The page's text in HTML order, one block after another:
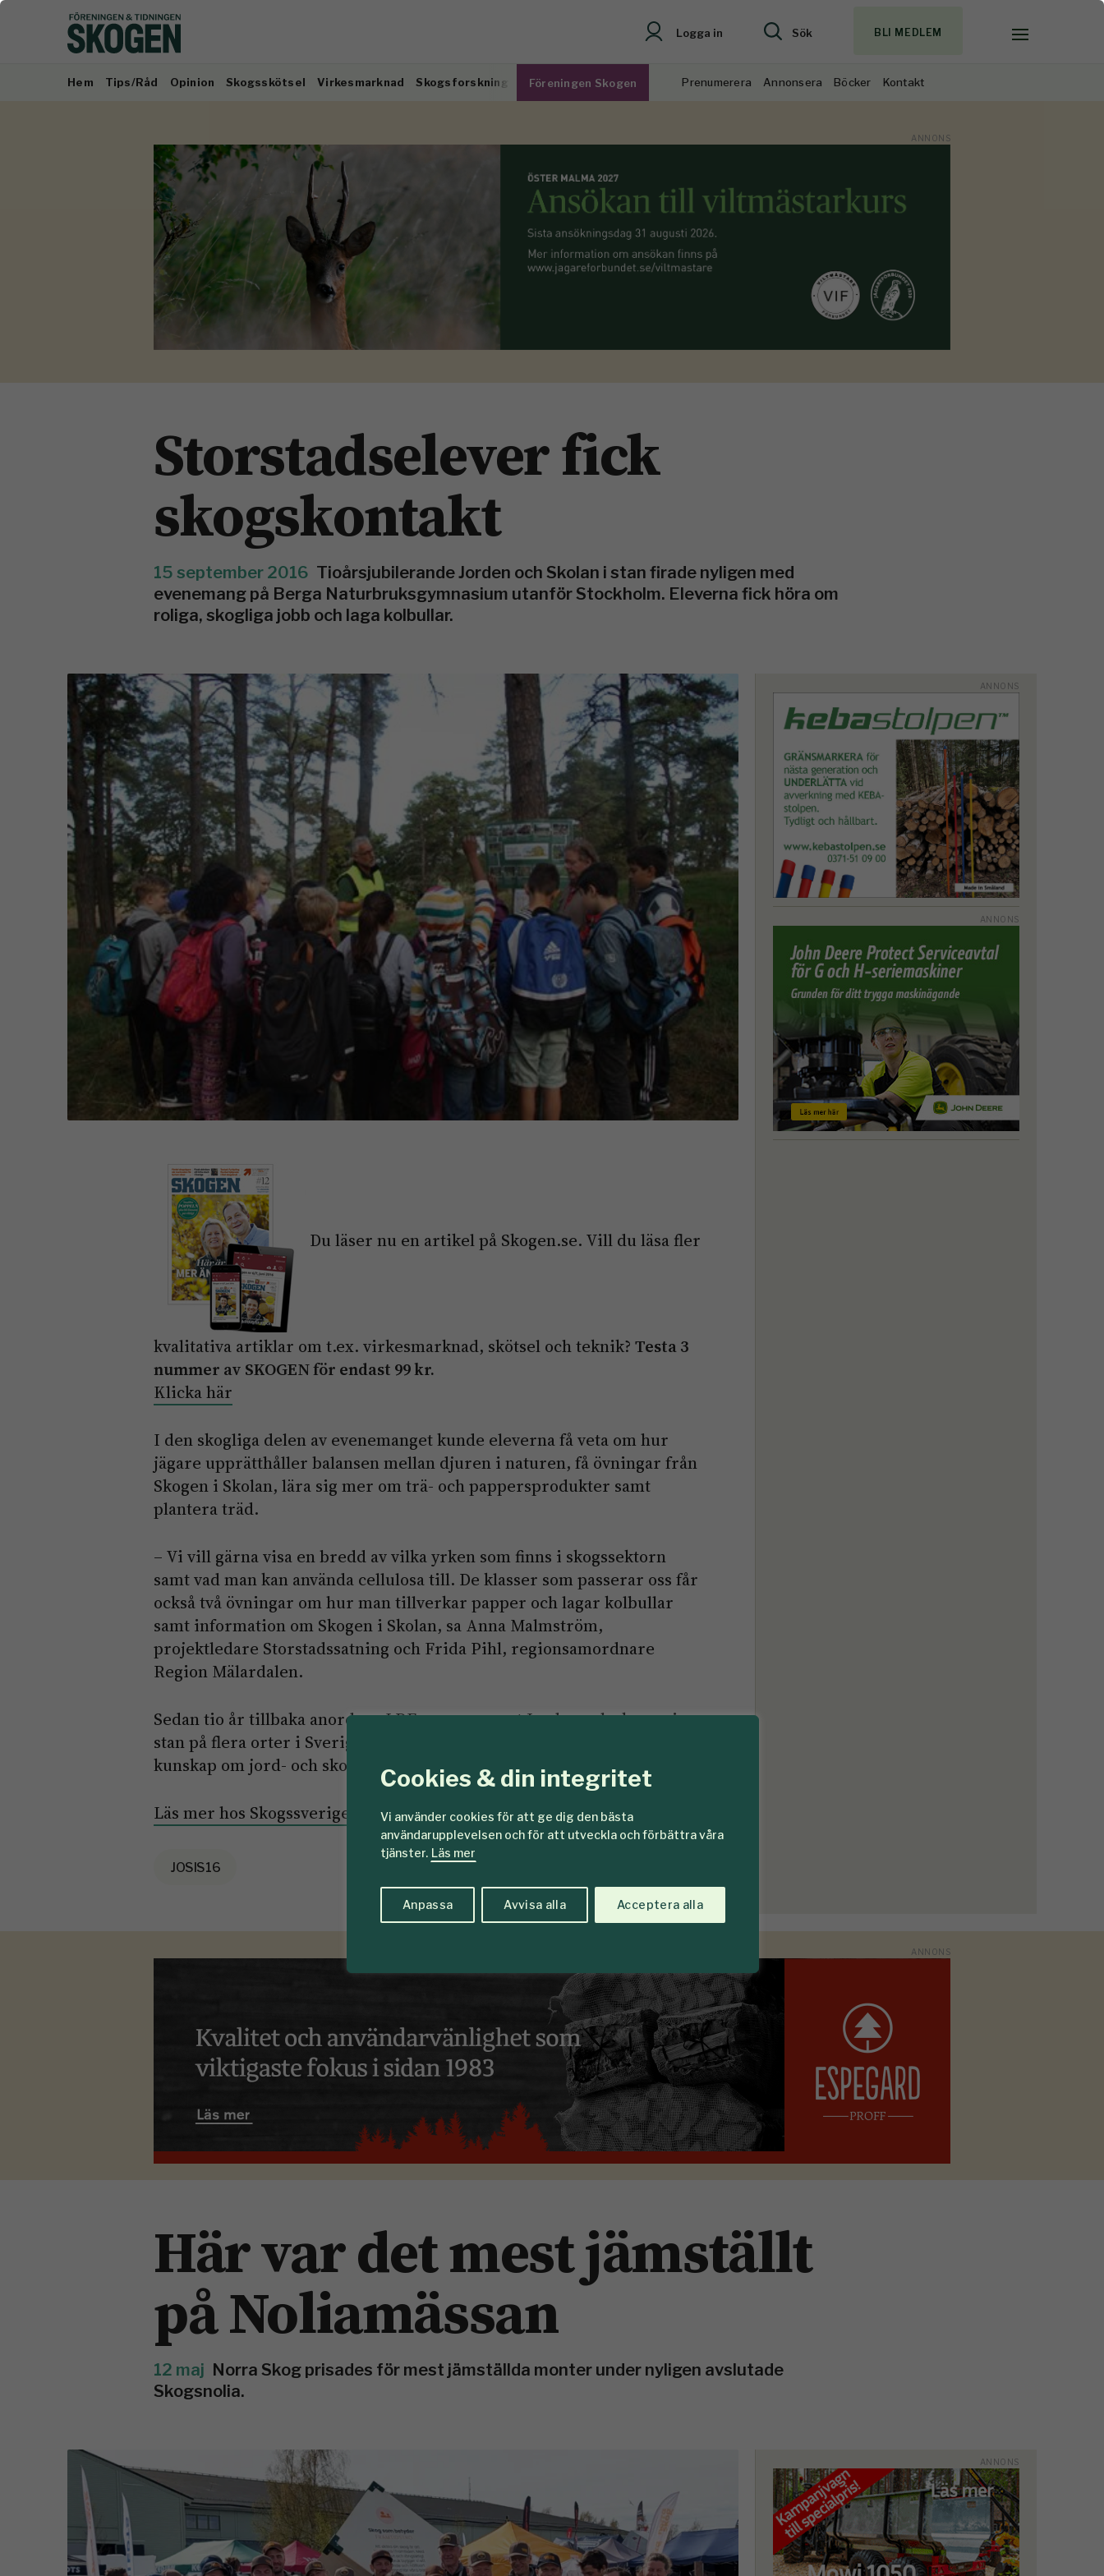
Cookies & din integritet
Vi använder cookies för att ge dig den bästa
användarupplevelsen och för att utveckla och förbättra våra
tjänster. Läs mer
Anpassa Avvisa alla Acceptera alla
Logga in Sök BLI MEDLEM
Hem Tips/Råd Opinion Skogsskötsel Virkesmarknad Skogsforskning Föreningen Skogen Prenumerera Annonsera Böcker Kontakt
Storstadselever fick
skogskontakt
15 september 2016 Tioårsjubilerande Jorden och Skolan i stan firade nyligen med
evenemang på Berga Naturbruksgymnasium utanför Stockholm. Eleverna fick höra om
roliga, skogliga jobb och laga kolbullar.
Du läser nu en artikel på Skogen.se. Vill du läsa fler
kvalitativa artiklar om t.ex. virkesmarknad, skötsel och teknik? Testa 3
nummer av SKOGEN för endast 99 kr.
Klicka här
I den skogliga delen av evenemanget kunde eleverna få veta om hur
jägare upprätthåller balansen mellan djuren i naturen, få övningar från
Skogen i Skolan, lära sig mer om trä- och pappersprodukter samt
plantera träd.
– Vi vill gärna visa en bredd av vilka yrken som finns i skogssektorn
samt vad man kan använda cellulosa till. De klasser som passerar oss får
också två övningar om hur man tillverkar papper och lagar kolbullar
samt information om Skogen i Skolan, sa Anna Malmström,
projektledare Storstadssatning och Frida Pihl, regionsamordnare
Region Mälardalen.
Sedan tio år tillbaka anordnar LRF evenemanget Jorden och skogen i
stan på flera orter i Sverige där tusentals elever från årskurs 4-6 får
kunskap om jord- och skogsbruk.
Läs mer hos Skogssverige
JOSIS16
Här var det mest jämställt
på Noliamässan
12 maj Norra Skog prisades för mest jämställda monter under nyligen avslutade
Skogsnolia.